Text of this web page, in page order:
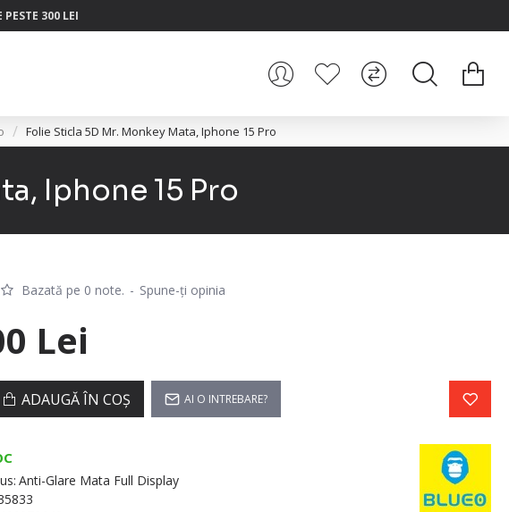
300 LEI
Folie Sticla 5D Mr. Monkey Mata, Iphone 15 Pro
Iphone 15 Pro
Anti-Glare Mata Full Display
Bazată pe 0 note. - Spune-ţi opinia
Lei
ADAUGĂ ÎN COŞ AI O INTREBARE?